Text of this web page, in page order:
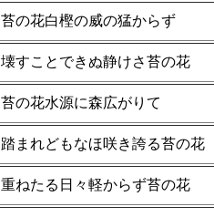
苔の花白樫の威の猛からず
壊すことできぬ静けさ苔の花
苔の花水源に森広がりて
踏まれどもなほ咲き誇る苔の花
重ねたる日々軽からず苔の花